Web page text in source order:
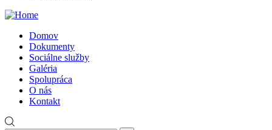
Domov
Dokumenty
Sociálne služby
Galéria
Spolupráca
O nás
Kontakt